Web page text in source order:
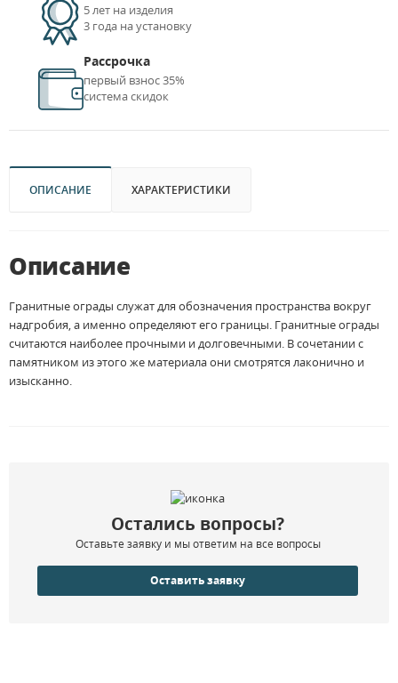
5 лет на изделия
3 года на установку
Рассрочка
первый взнос 35%
система скидок
ОПИСАНИЕ ХАРАКТЕРИСТИКИ
Описание
Гранитные ограды служат для обозначения пространства вокруг
надгробия, а именно определяют его границы. Гранитные ограды
считаются наиболее прочными и долговечными. В сочетании с
памятником из этого же материала они смотрятся лаконично и
изысканно.
Остались вопросы?
Оставьте заявку и мы ответим на все вопросы
Оставить заявку